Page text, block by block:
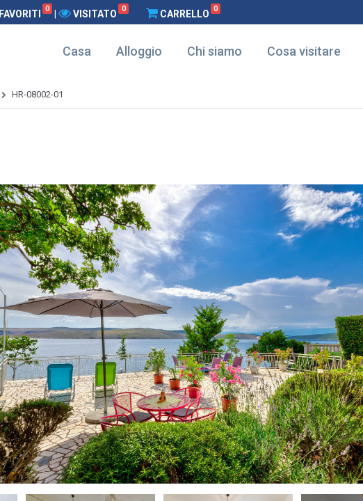
FAVORITI 0 VISITATO 0 CARRELLO 0
Casa Alloggio Chi siamo Cosa visitare
HR-08002-01